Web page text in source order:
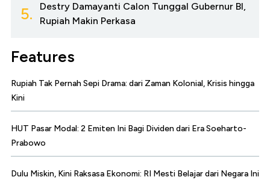
5.
Destry Damayanti Calon Tunggal Gubernur BI,
Rupiah Makin Perkasa
Features
Rupiah Tak Pernah Sepi Drama: dari Zaman Kolonial, Krisis hingga
Kini
HUT Pasar Modal: 2 Emiten Ini Bagi Dividen dari Era Soeharto-
Prabowo
Dulu Miskin, Kini Raksasa Ekonomi: RI Mesti Belajar dari Negara Ini